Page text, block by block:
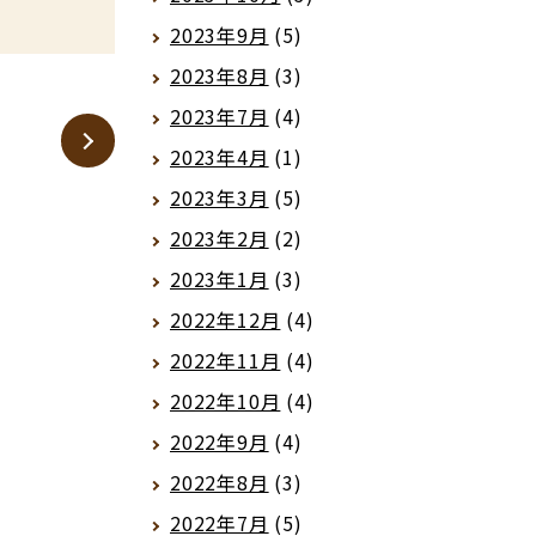
2023年9月 (5)
2023年8月 (3)
2023年7月 (4)
2023年4月 (1)
2023年3月 (5)
2023年2月 (2)
2023年1月 (3)
2022年12月 (4)
2022年11月 (4)
2022年10月 (4)
2022年9月 (4)
2022年8月 (3)
2022年7月 (5)